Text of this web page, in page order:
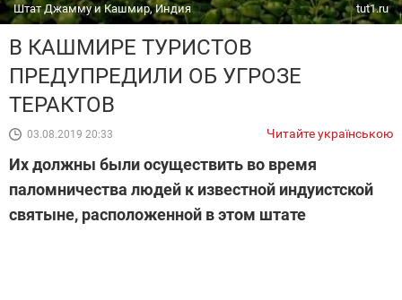
Штат Джамму и Кашмир, Индия tut1.ru
В КАШМИРЕ ТУРИСТОВ
ПРЕДУПРЕДИЛИ ОБ УГРОЗЕ
ТЕРАКТОВ
03.08.2019 20:33 Читайте українською
Их должны были осуществить во время
паломничества людей к известной индуистской
святыне, расположенной в этом штате